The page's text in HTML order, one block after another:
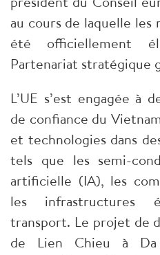
au cours de laquelle
été officiellement
Partenariat stratégique
​L’UE s’est engagée à
de confiance du
et technologies dans
tels que les semi-
artificielle (IA), les
les infrastructures
transport. Le projet de
de Lien Chieu à